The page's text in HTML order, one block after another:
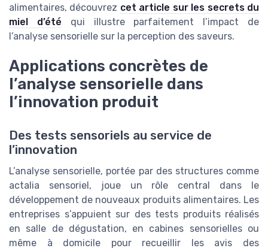
alimentaires, découvrez cet article sur les secrets du
miel d’été qui illustre parfaitement l’impact de
l’analyse sensorielle sur la perception des saveurs.
Applications concrètes de
l’analyse sensorielle dans
l’innovation produit
Des tests sensoriels au service de
l’innovation
L’analyse sensorielle, portée par des structures comme
actalia sensoriel, joue un rôle central dans le
développement de nouveaux produits alimentaires. Les
entreprises s’appuient sur des tests produits réalisés
en salle de dégustation, en cabines sensorielles ou
même à domicile pour recueillir les avis des